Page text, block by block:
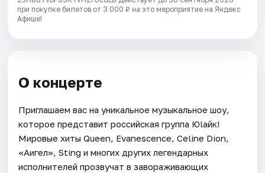
при покупке билетов от 3 000 ₽ на это мероприятие на Яндекс
Афише!
О концерте
Приглашаем вас на уникальное музыкальное шоу,
которое представит российская группа Юlaйк!
Мировые хиты Queen, Evanescence, Celine Dion,
«Аигел», Sting и многих других легендарных
исполнителей прозвучат в завораживающих